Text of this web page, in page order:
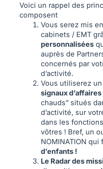
Voici un rappel des
composent
Vous serez mis
cabinets / EMT
personnalisées
auprès de
concernés par
d’activité.
Vous utiliserez un
signaux d’affaires
chauds” situés
d’activité, sur
dans les
vôtres ! Bref, un
NOMINATION qui
d’enfants !
Le Radar des